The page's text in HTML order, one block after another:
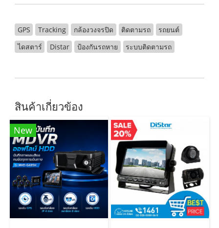
GPS Tracking กล้องวงจรปิด ติดตามรถ
รถยนต์
ไดสตาร์
Distar ป้องกันรถหาย ระบบติดตามรถ
สินค้าเกี่ยวข้อง
New